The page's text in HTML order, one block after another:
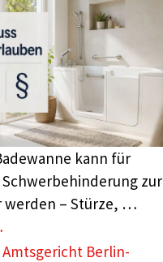
kann für
zur
werden – Stürze, …
Amtsgericht Berlin-